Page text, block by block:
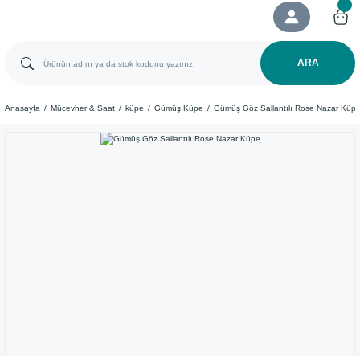
ARA
Anasayfa Mücevher & Saat küpe Gümüş Küpe Gümüş Göz Sallantılı Rose Nazar Küpe